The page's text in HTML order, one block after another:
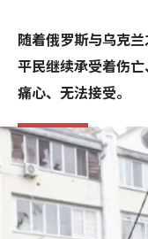
随着俄罗斯与乌克
平民继续承受着伤
痛心、无法接受。